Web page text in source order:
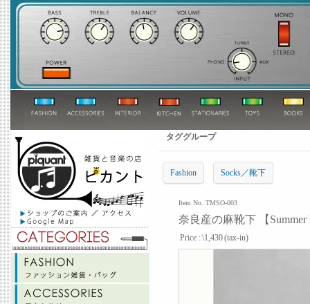
タググループ
Fashion Socks／靴下
Item No. TMSO-003
奈良産の麻靴下 【
Price :\1,430(tax-in)